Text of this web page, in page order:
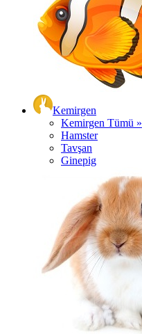
Kemirgen
Kemirgen Tümü »
Hamster
Tavşan
Ginepig